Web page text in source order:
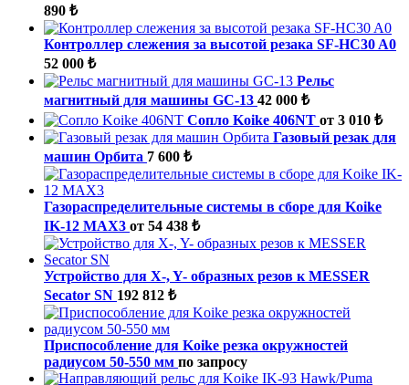
890 ₺
Контроллер слежения за высотой резака SF-HC30 A0
52 000 ₺
Рельс
магнитный для машины GC-13 42 000 ₺
Сопло Koike 406NT от 3 010 ₺
Газовый резак для
машин Орбита 7 600 ₺
Газораспределительные системы в сборе для Koike
IK-12 MAX3 от 54 438 ₺
Устройство для X-, Y- образных резов к MESSER
Secator SN 192 812 ₺
Приспособление для Koike резка окружностей
радиусом 50-550 мм по запросу